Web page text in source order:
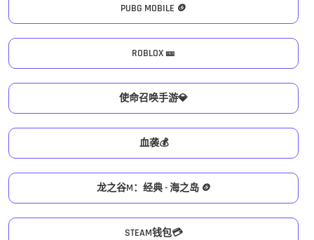
PUBG MOBILE 🪙
ROBLOX 🎫
使命召唤手游💎
血袭💰
龙之谷M：经典 - 海之岛 🪙
STEAM钱包💳